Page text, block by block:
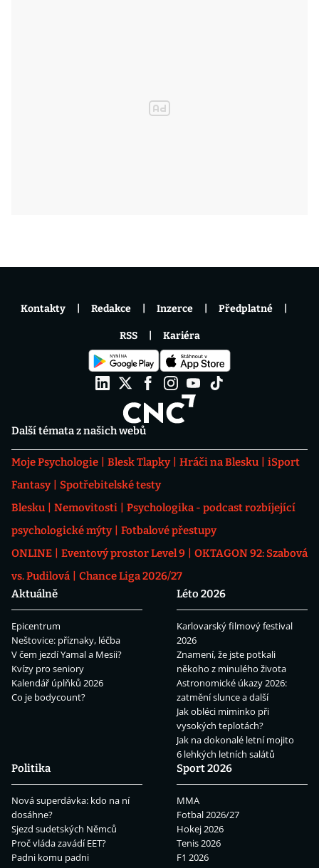
Další témata z našich webů
Moje Psychologie Blesk Tlapky Hráči na Blesku
iSport
Fantasy
Spotřebitelské testy
Blesku
Nemovitosti
Psychologika - podcast rozbíjející
psychologické mýty
Fotbalové přestupy
ONLINE
Eventový prostor Level 9
OKTAGON 92: Szabová
vs. Pudilová
Chance Liga 2026/27
Aktuálně
Epicentrum
Neštovice: příznaky, léčba
V čem jezdí Yamal a Mesii?
Kvízy pro seniory
Kalendář úplňků 2026
Co je bodycount?
Léto 2026
Karlovarský filmový festival
2026
Znamení, že jste potkali
někoho z minulého života
Astronomické úkazy 2026:
zatmění slunce a další
Jak obléci miminko při
vysokých teplotách?
Jak na dokonalé letní mojito
6 lehkých letních salátů
Politika
Nová superdávka: kdo na ní
dosáhne?
Sjezd sudetských Němců
Proč vláda zavádí EET?
Padni komu padni
Sport 2026
MMA
Fotbal 2026/27
Hokej 2026
Tenis 2026
F1 2026
Kontakty Redakce Inzerce Předplatné
RSS Kariéra